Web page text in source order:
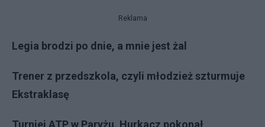
Reklama
Legia brodzi po dnie, a mnie jest żal
Trener z przedszkola, czyli młodzież szturmuje
Ekstraklasę
Turniej ATP w Paryżu. Hurkacz pokonał